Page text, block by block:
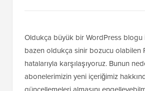
Oldukça büyük bir WordPress blogu
bazen oldukça sinir bozucu olabilen
hatalarıyla karşılaşıyoruz. Bunun
abonelerimizin yeni içeriğimiz